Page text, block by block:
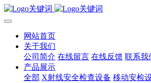
网站首页
关于我们
公司简介 在线留言 在线反馈 联系我
产品展示
全部 X射线安全检查设备 移动安检